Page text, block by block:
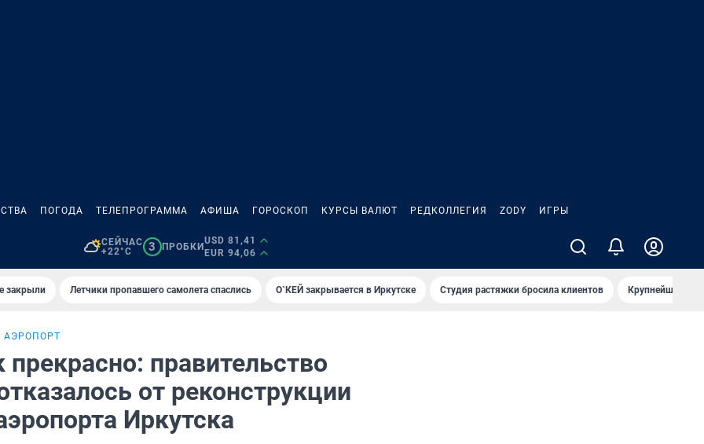
ПОГОДА ТЕЛЕПРОГРАММА АФИША ГОРОСКОП КУРСЫ ВАЛЮТ РЕДКОЛЛЕГИЯ ZODY ИГРЫ
СЕЙЧАС
+22°C
3 ПРОБКИ
USD 81,41
EUR 94,06
закрыли Летчики пропавшего самолета спаслись О`КЕЙ закрывается в Иркутске Студия растяжки бросила клиентов Крупнейшие
АЭРОПОРТ
прекрасно: правительство
от реконструкции
Иркутска